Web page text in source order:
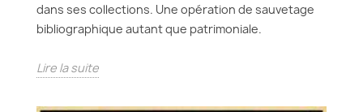
dans ses collections. Une opération de sauvetage
bibliographique autant que patrimoniale.
Lire la suite